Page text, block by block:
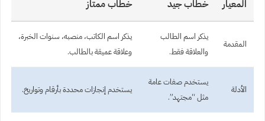
المعيار خطاب جيد خطاب ممتاز
المقدمة
يذكر اسم الطالب
والعلاقة فقط.
يذكر اسم الكاتب، منصبه، سنوات الخبرة،
وعلاقة عميقة بالطالب.
الأدلة
يستخدم صفات عامة
مثل “مجتهد”.
يستخدم إنجازات محددة بأرقام وتواريخ.